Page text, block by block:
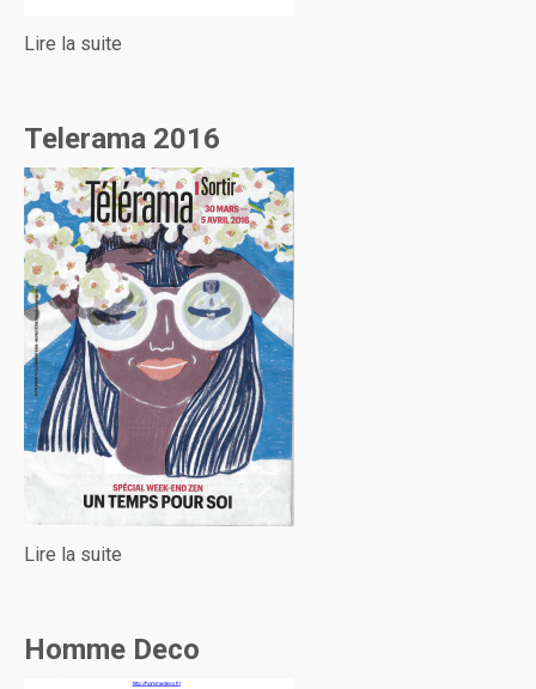
Lire la suite
Telerama 2016
Lire la suite
Homme Deco